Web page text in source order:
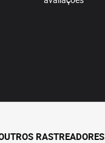
RASTREADORES